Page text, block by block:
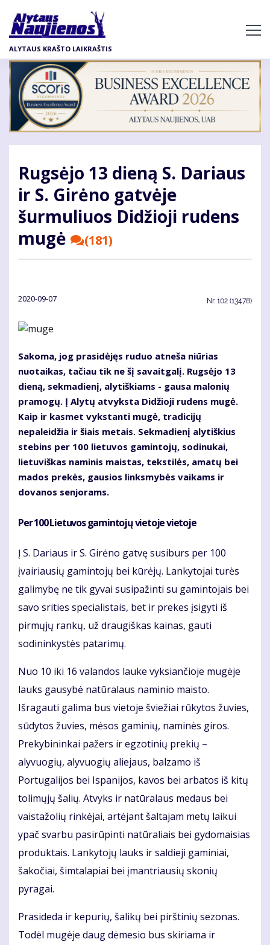
pagrindinį
turinį
ALYTAUS KRAŠTO LAIKRAŠTIS
Rugsėjo 13 dieną S. Dariaus
ir S. Girėno gatvėje
šurmuliuos Didžioji rudens
mugė
(181)
2020-09-07 Nr. 102 (13478)
Sakoma, jog prasidėjęs ruduo atneša niūrias
nuotaikas, tačiau tik ne šį savaitgalį. Rugsėjo 13
dieną, sekmadienį, alytiškiams - gausa malonių
pramogų. Į Alytų atvyksta Didžioji rudens mugė.
Kaip ir kasmet vykstanti mugė, tradicijų
nepaleidžia ir šiais metais. Sekmadienį alytiškius
stebins per 100 lietuvos gamintojų, sodinukai,
lietuviškas naminis maistas, tekstilės, amatų bei
mados prekės, gausios linksmybės vaikams ir
dovanos senjorams.
Per 100 Lietuvos gamintojų vietoje vietoje
Į S. Dariaus ir S. Girėno gatvę susiburs per 100
įvairiausių gamintojų bei kūrėjų. Lankytojai turės
galimybę ne tik gyvai susipažinti su gamintojais bei
savo srities specialistais, bet ir prekes įsigyti iš
pirmųjų rankų, už draugiškas kainas, gauti
sodininkystės patarimų.
Nuo 10 iki 16 valandos lauke vyksiančioje mugėje
lauks gausybė natūralaus naminio maisto.
Išragauti galima bus vietoje šviežiai rūkytos žuvies,
sūdytos žuvies, mėsos gaminių, naminės giros.
Prekybininkai pažers ir egzotinių prekių –
alyvuogių, alyvuogių aliejaus, balzamo iš
Portugalijos bei Ispanijos, kavos bei arbatos iš kitų
tolimųjų šalių. Atvyks ir natūralaus medaus bei
vaistažolių rinkėjai, artėjant šaltajam metų laikui
ypač svarbu pasirūpinti natūraliais bei gydomaisias
produktais. Lankytojų lauks ir saldieji gaminiai,
šakočiai, šimtalapiai bei įmantriausių skonių
pyragai.
Prasideda ir kepurių, šalikų bei pirštinių sezonas.
Todėl mugėje daug dėmesio bus skiriama ir